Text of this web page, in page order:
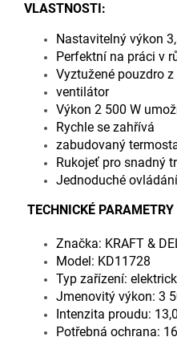
VLASTNOSTI:
Nastavitelný výkon
Perfektní na práci v
Vyztužené pouzdro
ventilátor
Výkon 2 500 W
Rychle se zahřívá
zabudovaný
Rukojeť pro snadný
Jednoduché
TECHNICKÉ
Značka: KRAFT &
Model: KD11728
Typ zařízení:
Jmenovitý výkon: 3
Intenzita proudu:
Potřebná ochrana: